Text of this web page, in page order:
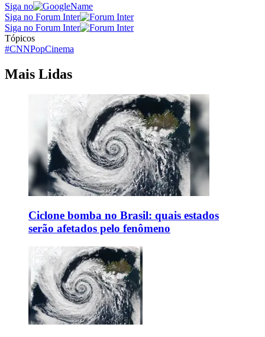
Siga no
Siga no Forum Inter
Siga no Forum Inter
Tópicos
#CNNPopCinema
Mais Lidas
Ciclone bomba no Brasil: quais estados
serão afetados pelo fenômeno